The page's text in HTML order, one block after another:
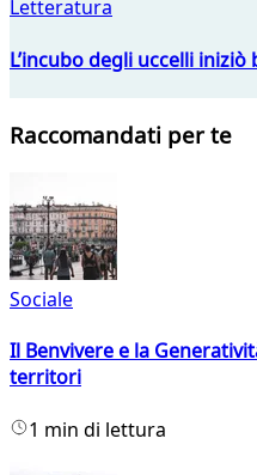
Letteratura
L’incubo degli uccelli
Raccomandati per te
Sociale
Il Benvivere e la
territori
1 min di lettura